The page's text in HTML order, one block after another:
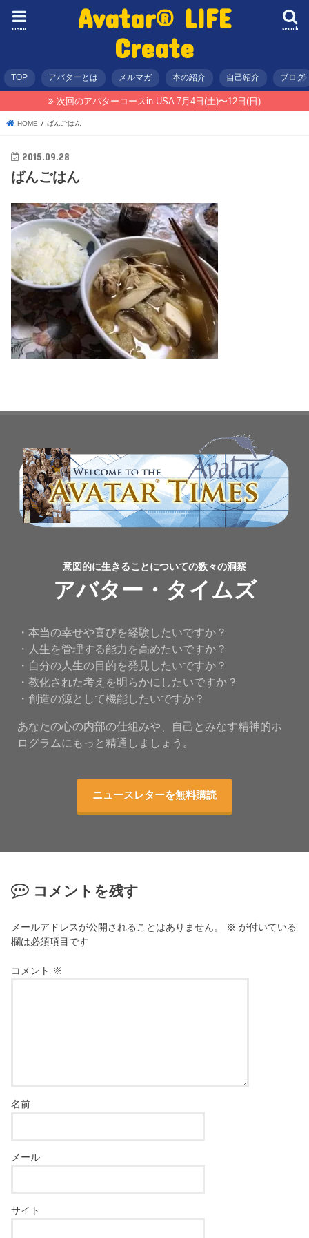
Avatar® LIFE
Create
search
menu
TOP アバターとは メルマガ 本の紹介 自己紹介 ブログ
次回のアバターコースin USA 7月4日(土)〜12日(日)
HOME ばんごはん
2015.09.28
ばんごはん
意図的に生きることについての数々の洞察
アバター・タイムズ
・本当の幸せや喜びを経験したいですか？
・人生を管理する能力を高めたいですか？
・自分の人生の目的を発見したいですか？
・教化された考えを明らかにしたいですか？
・創造の源として機能したいですか？
あなたの心の内部の仕組みや、自己とみなす精神的ホ
ログラムにもっと精通しましょう。
ニュースレターを無料購読
コメントを残す
メールアドレスが公開されることはありません。 ※ が付いている
欄は必須項目です
コメント ※
名前
メール
サイト